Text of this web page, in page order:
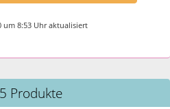
um 8:53 Uhr aktualisiert
Produkte